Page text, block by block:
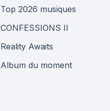
Top 2026 musiques
CONFESSIONS II
Reality Awaits
Album du moment